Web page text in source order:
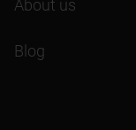
About us
Blog